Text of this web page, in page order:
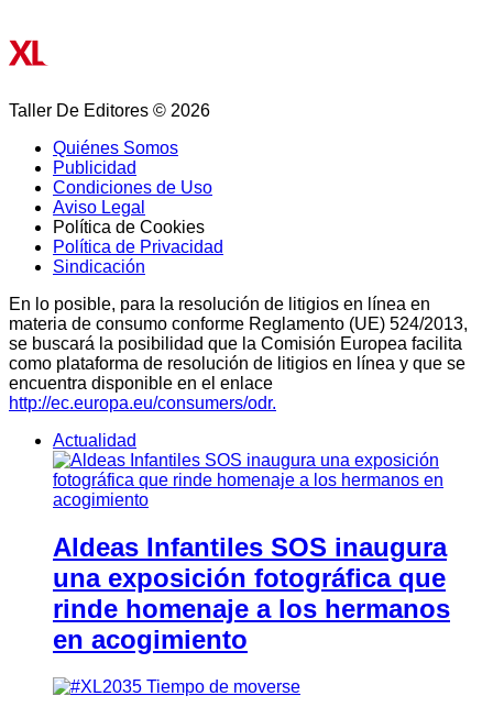
Taller De Editores © 2026
Quiénes Somos
Publicidad
Condiciones de Uso
Aviso Legal
Política de Cookies
Política de Privacidad
Sindicación
En lo posible, para la resolución de litigios en línea en
materia de consumo conforme Reglamento (UE) 524/2013,
se buscará la posibilidad que la Comisión Europea facilita
como plataforma de resolución de litigios en línea y que se
encuentra disponible en el enlace
http://ec.europa.eu/consumers/odr.
Actualidad
Aldeas Infantiles SOS inaugura
una exposición fotográfica que
rinde homenaje a los hermanos
en acogimiento